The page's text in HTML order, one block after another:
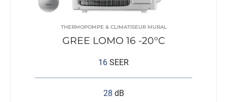
THERMOPOMPE & CLIMATISEUR MURAL
GREE LOMO 16 -20°C
16 SEER
28 dB